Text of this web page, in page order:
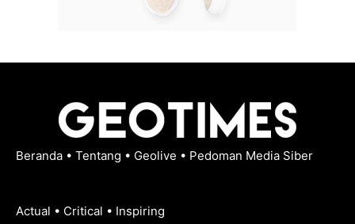
Beranda • Tentang • Geolive • Pedoman Media Siber
Actual • Critical • Inspiring